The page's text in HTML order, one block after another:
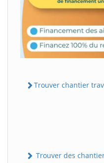
Trouver chantier
Trouver des